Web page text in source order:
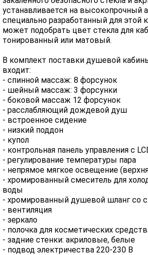
устанавливается на высокопрочный
специально разработанный для этой
может подобрать цвет стекла для
тонированный или матовый.
В комплект поставки душевой
входит:
- спинной массаж: 8 форсунок
- шейный массаж: 3 форсунки
- боковой массаж 12 форсунок
- расслабляющий дождевой душ
- встроенное сидение
- низкий поддон
- купол
- контрольная панель управления с
- регулирование температуры пара
- непрямое мягкое освещение
- хромированный смеситель для
воды
- хромированный душевой шланг со
- вентиляция
- зеркало
- полочка для косметических средств
- задние стенки: акриловые, белые
- подвод электричества 220-230 В